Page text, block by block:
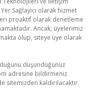
Sağlayıcı olarak hizmet
proaktif olarak denetleme
Ancak, üyelerimiz
olup, siteye üye olarak
düşündüğünüz
adresine bildirmeniz
sitemizden kaldırılacaktır.